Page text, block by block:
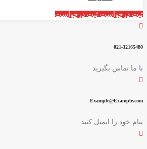
ثبت درخواست ثبت درخواست
021-32165480
با ما تماس بگیرید
Example@Example.com
پیام خود را ایمیل کنید